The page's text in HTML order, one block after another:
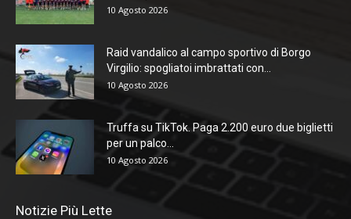
10 Agosto 2026
Raid vandalico al campo sportivo di Borgo
Virgilio: spogliatoi imbrattati con...
10 Agosto 2026
Truffa su TikTok. Paga 2.200 euro due biglietti
per un palco...
10 Agosto 2026
Notizie Più Lette